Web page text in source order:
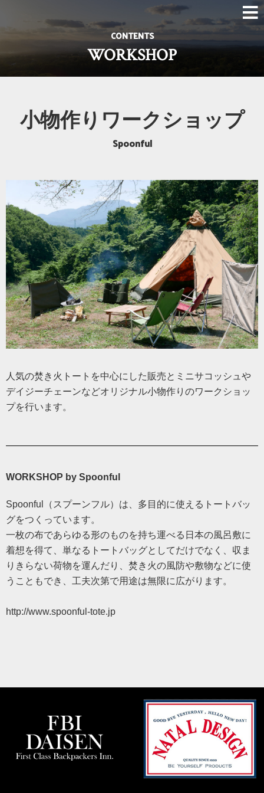
CONTENTS
WORKSHOP
小物作りワークショップ
Spoonful
人気の焚き火トートを中心にした販売とミニサコッシュや
デイジーチェーンなどオリジナル小物作りのワークショッ
プを行います。
WORKSHOP by Spoonful
Spoonful（スプーンフル）は、多目的に使えるトートバッ
グをつくっています。
一枚の布であらゆる形のものを持ち運べる日本の風呂敷に
着想を得て、単なるトートバッグとしてだけでなく、収ま
りきらない荷物を運んだり、焚き火の風防や敷物などに使
うこともでき、工夫次第で用途は無限に広がります。
http://www.spoonful-tote.jp